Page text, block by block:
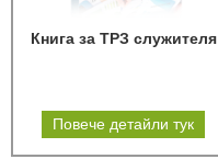
Книга за ТРЗ служителя
Повече детайли тук